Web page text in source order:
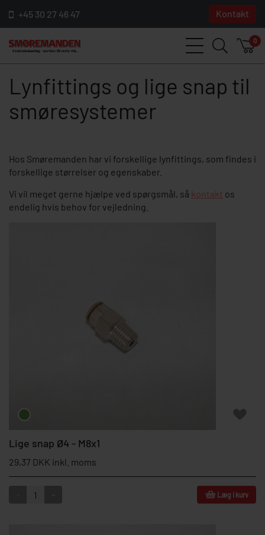
+45 30 27 46 47 Kontakt
0
Lynfittings og lige snap til
smøresystemer
Hos Smøremanden har vi forskellige lynfittings, som findes i
forskellige størrelser og egenskaber.
Vi vil meget gerne hjælpe ved spørgsmål, så kontakt os
endelig hvis behov for vejledning.
Lige snap Ø4 - M8x1
29,37 DKK inkl. moms
Læg i kurv